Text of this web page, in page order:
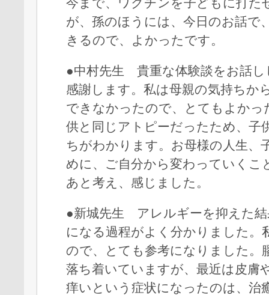
が、孫のほうには、今日のお話で
きるので、よかったです。
●中村先生 貴重な体験談をお話し
感謝します。私は母親の気持ちか
できなかったので、とてもよかっ
供と同じアトピーだったため、子
ちがわかります。お母様の人生、
めに、ご自分から変わっていくこ
あと考え、感じました。
●新城先生 アレルギーを抑えた結
になる過程がよく分かりました。
ので、とても参考になりました。
落ち着いていますが、最近は皮膚
痒いという症状になったのは、治